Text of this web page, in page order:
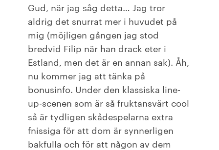
Gud, när jag såg detta… Jag tror
aldrig det snurrat mer i huvudet på
mig (möjligen gången jag stod
bredvid Filip när han drack eter i
Estland, men det är en annan sak). Åh,
nu kommer jag att tänka på
bonusinfo. Under den klassiska line-
up-scenen som är så fruktansvärt cool
så är tydligen skådespelarna extra
fnissiga för att dom är synnerligen
bakfulla och för att någon av dem